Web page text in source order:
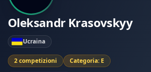
Oleksandr Krasovskyy
Ucraina
2 competizioni Categoria: E